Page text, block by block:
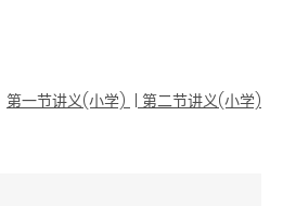
第一节讲义(小学) | 第二节讲义(小学)